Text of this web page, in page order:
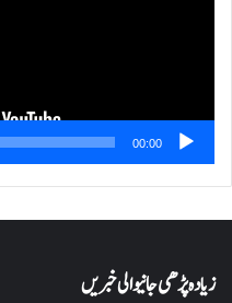
00:00
زیادہ پڑھی جانیوالی خبریں